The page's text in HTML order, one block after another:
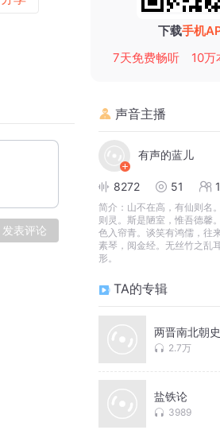
发表评论
下载手机
7天免费畅听
10万
声音主播
有声的蓝儿
8272 51
简介： 山不在高，有仙则名
则灵。斯是陋室，惟吾德馨
色入帘青。谈笑有鸿儒，往
素琴，阅金经。无丝竹之乱
形。
TA的专辑
两晋南北朝史
2.7万
盐铁论
3989